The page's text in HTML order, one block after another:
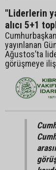
"Liderlerin
alıcı 5+1
yayınlanan
Ağustos’ta
görüşmeye